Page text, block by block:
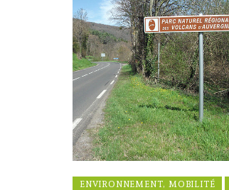
ENVIRONNEMENT, MOBILITÉ